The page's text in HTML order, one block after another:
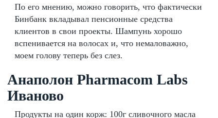
По его мнению, можно говорить, что фактически
Бинбанк вкладывал пенсионные средства
клиентов в свои проекты. Шампунь хорошо
вспенивается на волосах и, что немаловажно,
моем голову теперь без слез.
Анаполон Pharmacom Labs
Иваново
Продукты на один корж: 100г сливочного масла